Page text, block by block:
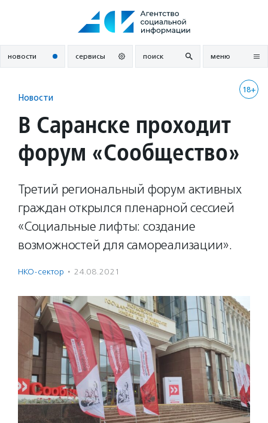
новости сервисы поиск меню
18+
Новости
В Саранске проходит
форум «Сообщество»
Третий региональный форум активных
граждан открылся пленарной сессией
«Социальные лифты: создание
возможностей для самореализации».
НКО-сектор · 24.08.2021